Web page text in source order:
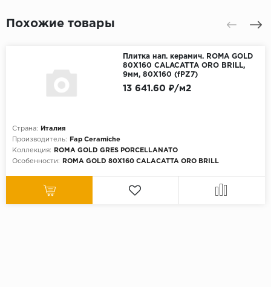
Похожие товары
Плитка нап. керамич. ROMA GOLD
80X160 CALACATTA ORO BRILL,
9мм, 80X160 (fPZ7)
Страна:
Италия
Производитель:
Fap Ceramiche
Коллекция:
ROMA GOLD GRES PORCELLANATO
Особенности:
ROMA GOLD 80X160 CALACATTA ORO BRILL
13 641.60 ₽/м2